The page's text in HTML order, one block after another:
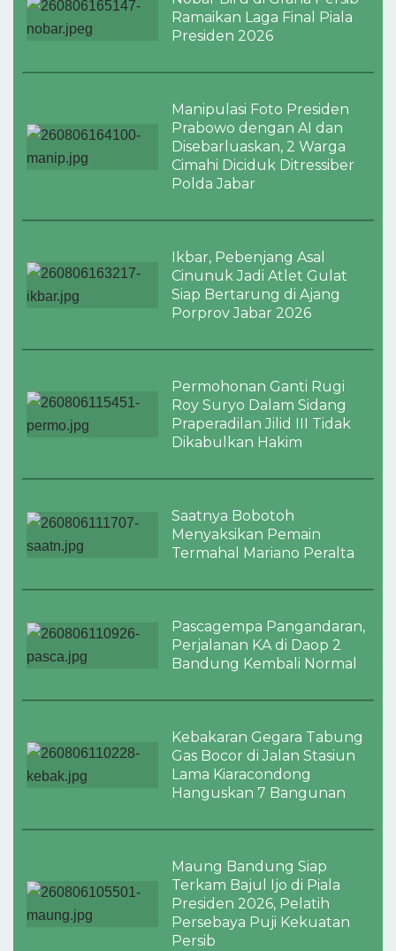
Ramaikan Laga Final Piala
Presiden 2026
Manipulasi Foto Presiden
Prabowo dengan AI dan
Disebarluaskan, 2 Warga
Cimahi Diciduk Ditressiber
Polda Jabar
Ikbar, Pebenjang Asal
Cinunuk Jadi Atlet Gulat
Siap Bertarung di Ajang
Porprov Jabar 2026
Permohonan Ganti Rugi
Roy Suryo Dalam Sidang
Praperadilan Jilid III Tidak
Dikabulkan Hakim
Saatnya Bobotoh
Menyaksikan Pemain
Termahal Mariano Peralta
Pascagempa Pangandaran,
Perjalanan KA di Daop 2
Bandung Kembali Normal
Kebakaran Gegara Tabung
Gas Bocor di Jalan Stasiun
Lama Kiaracondong
Hanguskan 7 Bangunan
Maung Bandung Siap
Terkam Bajul Ijo di Piala
Presiden 2026, Pelatih
Persebaya Puji Kekuatan
Persib